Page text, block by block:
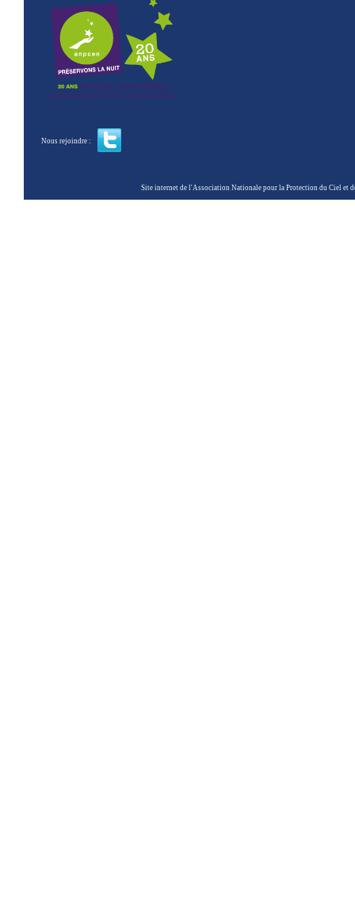
Nous rejoindre :
Site internet de l'Association Nationale pour la Protection du Ciel et de